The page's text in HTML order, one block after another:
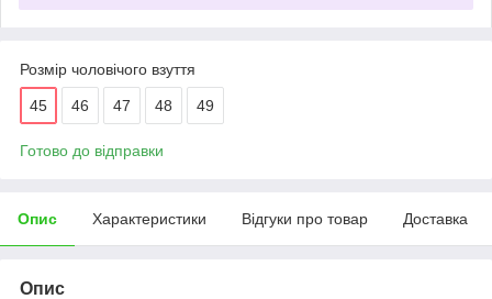
Розмір чоловічого взуття
45 46 47 48 49
Готово до відправки
Опис Характеристики Відгуки про товар Доставка
Опис